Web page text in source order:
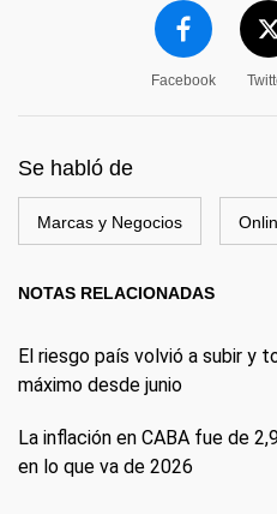
Facebook
Se habló de
Marcas y Negocios
NOTAS RELACIONADAS
El riesgo país volvió a subir y
máximo desde junio
La inflación en CABA fue de
en lo que va de 2026